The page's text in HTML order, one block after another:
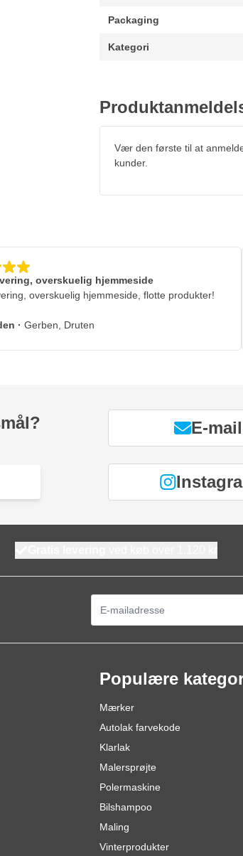
Packaging
Kategori
Vær den første til at
kunder.
overskuelig hjemmeside
overskuelig hjemmeside, flotte produkter!
· Gerben, Druten
E-mail
Populære
Mærker
Autolak farvekode
Klarlak
Malersprøjte
Polermaskine
Bilshampoo
Maling
Vinterprodukter